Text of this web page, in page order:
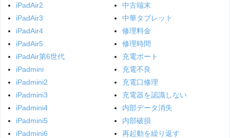
iPadAir2
iPadAir3
iPadAir4
iPadAir5
iPadAir第6世代
iPadmini
iPadmini2
iPadmini3
iPadmini4
iPadmini5
iPadmini6
中古端末
中華タブレット
修理料金
修理時間
充電ポート
充電不良
充電口修理
充電器を認識しない
内部データ消失
内部破損
再起動を繰り返す